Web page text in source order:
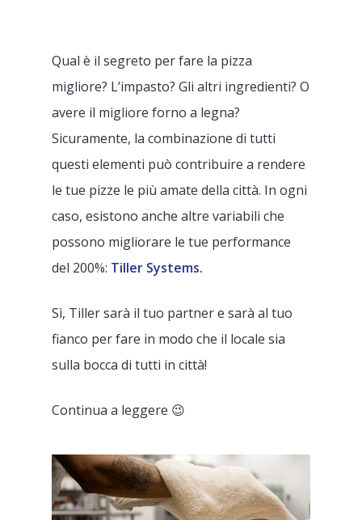
Qual è il segreto per fare la pizza
migliore? L’impasto? Gli altri ingredienti? O
avere il migliore forno a legna?
Sicuramente, la combinazione di tutti
questi elementi può contribuire a rendere
le tue pizze le più amate della città. In ogni
caso, esistono anche altre variabili che
possono migliorare le tue performance
del 200%: Tiller Systems.
Sì, Tiller sarà il tuo partner e sarà al tuo
fianco per fare in modo che il locale sia
sulla bocca di tutti in città!
Continua a leggere 😉